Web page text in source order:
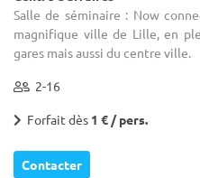
Salle de séminaire : Now
magnifique ville de Lille, en
gares mais aussi du centre ville.
2-16
Forfait dès 1 € / pers.
Contacter